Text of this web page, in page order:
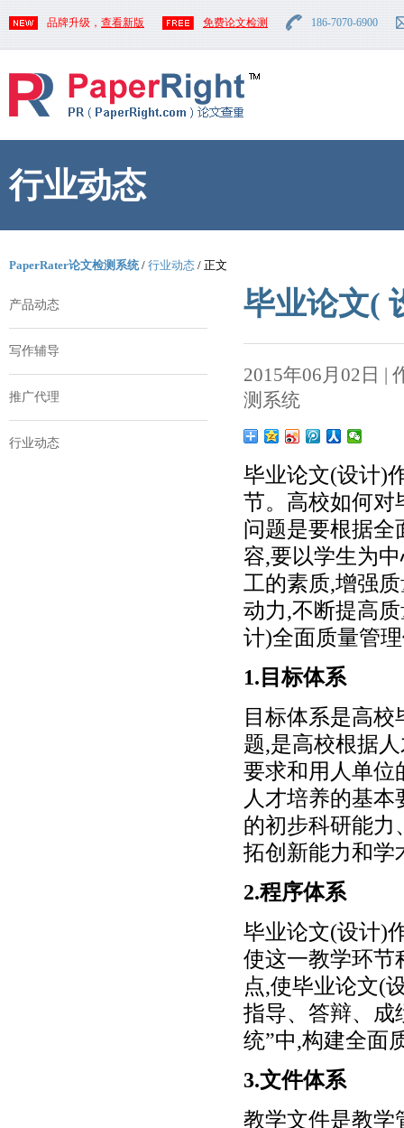
品牌升级， 查看新版 免费论文检测 186-7070-6900
行业动态
PaperRater论文检测系统/ 行业动态 / 正文
产品动态
写作辅导
推广代理
行业动态
毕业论文(
2015年06月02日 |
测系统
毕业论文(设计)
节。高校如何对
问题是要根据全
容,要以学生为
工的素质,增强
动力,不断提高
计)全面质量管
1.目标体系
目标体系是高
题,是高校根据
要求和用人单位
人才培养的基
的初步科研能力
拓创新能力和学
2.程序体系
毕业论文(设计)
使这一教学环节
点,使毕业论文(
指导、答辩、成
统”中,构建全面
3.文件体系
教学文件是教学